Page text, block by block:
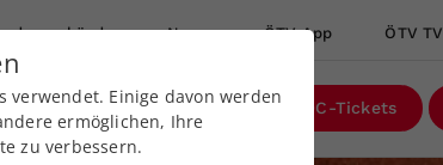
News ÖTV App ÖTV TV
Über uns Kreise DC-Tickets
verwendet. Einige davon werden
ermöglichen, Ihre
zu verbessern.